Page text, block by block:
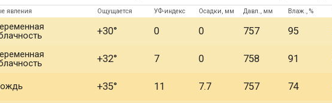
явления Ощущается УФ-индекс Осадки, мм Давл., мм Влаж., %
+30 0 0 757 95
+32 7 0 758 91
+35 11 7.7 757 74